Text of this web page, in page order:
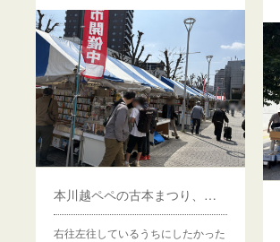
本川越ペペの古本まつり、ファイナル!!
右往左往しているうちにしたかった